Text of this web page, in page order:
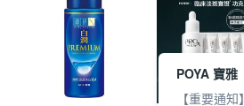
POYA 寶雅
【重要通知】